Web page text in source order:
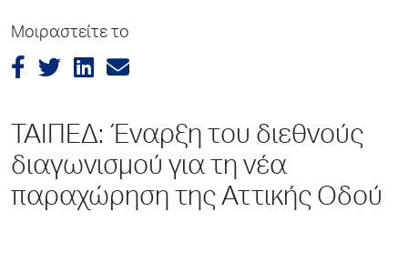
Μοιραστείτε το
ΤΑΙΠΕΔ: Έναρξη του διεθνούς
διαγωνισμού για τη νέα
παραχώρηση της Αττικής Οδού